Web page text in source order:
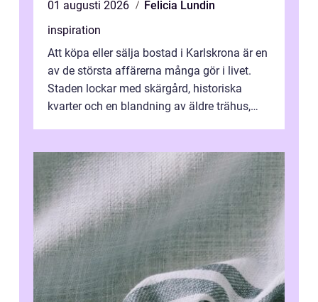
01 augusti 2026
Felicia Lundin
inspiration
Att köpa eller sälja bostad i Karlskrona är en
av de största affärerna många gör i livet.
Staden lockar med skärgård, historiska
kvarter och en blandning av äldre trähus,